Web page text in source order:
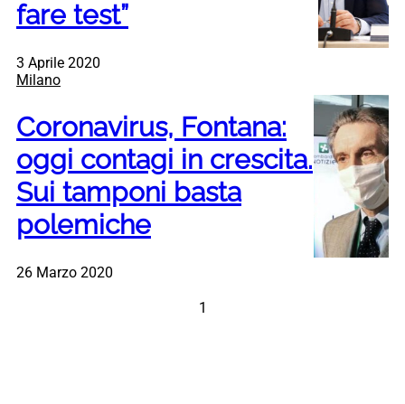
fare test”
3 Aprile 2020
Milano
Coronavirus, Fontana:
oggi contagi in crescita.
Sui tamponi basta
polemiche
26 Marzo 2020
1